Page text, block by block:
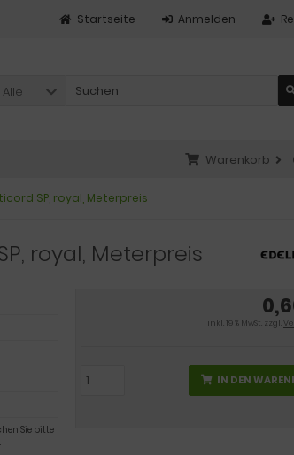
Anmelden
Startseite
Alle
Warenkorb
SP, royal, Meterpreis
royal, Meterpreis
inkl. 19 % MwSt. zzgl.
IN DEN
Sie bitte